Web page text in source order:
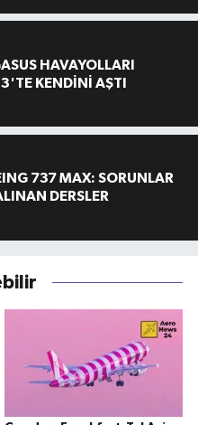
HAVAYOLLARI
KENDİNİ AŞTI
737 MAX: SORUNLAR
DERSLER